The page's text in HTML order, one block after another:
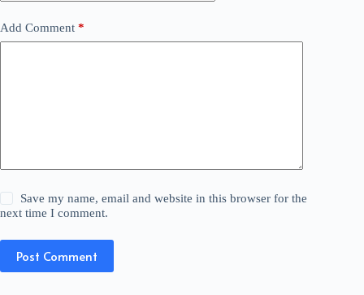
Add Comment *
Save my name, email and website in this browser for the
next time I comment.
Post Comment